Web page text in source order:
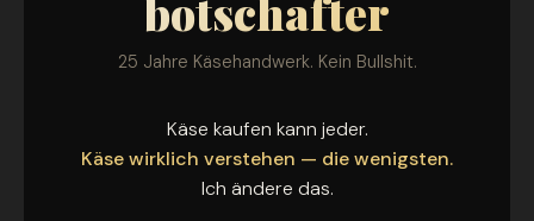
botschafter
25 Jahre Käsehandwerk. Kein Bullshit.
Käse kaufen kann jeder.
Käse wirklich verstehen — die wenigsten.
Ich ändere das.